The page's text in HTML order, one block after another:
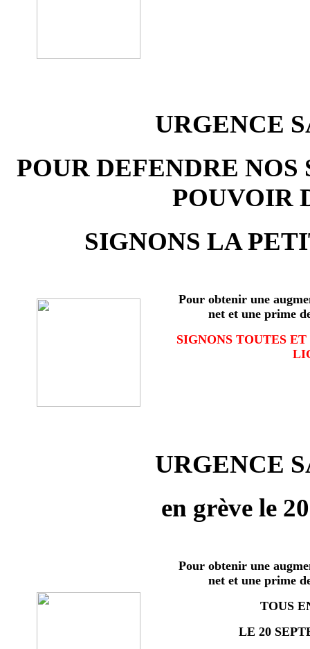
URGENCE
POUR DEFENDRE
POUVOIR
SIGNONS LA
Pour obtenir une
net et une prime
SIGNONS TOUTES
URGENCE
en grève le
Pour obtenir une
net et une prime
TOUS
LE 20